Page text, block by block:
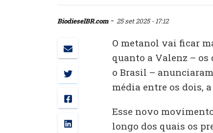
BiodieselBR.com- 25 set 2025 - 17:12
O metanol vai ficar
quanto a Valenz – os
o Brasil –
média entre os dois,
Esse novo
longo dos quais os